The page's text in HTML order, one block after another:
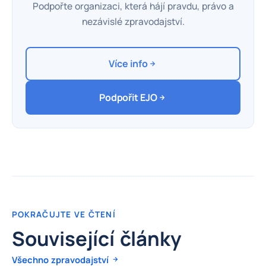
Podpořte organizaci, která hájí pravdu, právo a
nezávislé zpravodajství.
Více info
Podpořit EJO
POKRAČUJTE VE ČTENÍ
Související články
Všechno zpravodajství